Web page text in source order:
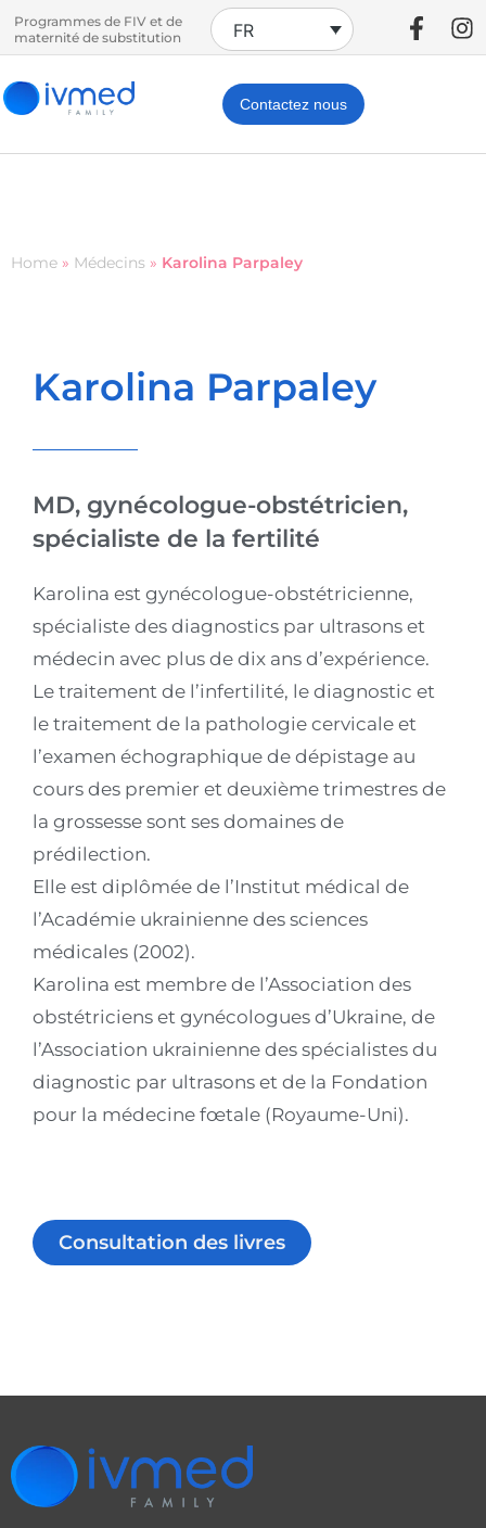
Programmes de FIV et de
maternité de substitution
FR
Contactez nous
Home » Médecins » Karolina Parpaley
Karolina Parpaley
MD, gynécologue-obstétricien,
spécialiste de la fertilité
Karolina est gynécologue-obstétricienne,
spécialiste des diagnostics par ultrasons et
médecin avec plus de dix ans d’expérience.
Le traitement de l’infertilité, le diagnostic et
le traitement de la pathologie cervicale et
l’examen échographique de dépistage au
cours des premier et deuxième trimestres de
la grossesse sont ses domaines de
prédilection.
Elle est diplômée de l’Institut médical de
l’Académie ukrainienne des sciences
médicales (2002).
Karolina est membre de l’Association des
obstétriciens et gynécologues d’Ukraine, de
l’Association ukrainienne des spécialistes du
diagnostic par ultrasons et de la Fondation
pour la médecine fœtale (Royaume-Uni).
Consultation des livres